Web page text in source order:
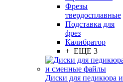
Фрезы
твердосплавные
Подставка для
фрез
Калибратор
+ ЕЩЕ 3
Диски для педикюра и